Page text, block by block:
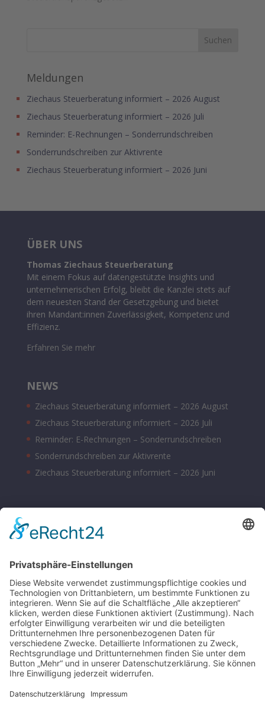
Meldungen
Ziechaus Steuerberatung informiert – 2026 August
Ziechaus Steuerberatung informiert – 2026 Juli
Reminder: E-Rechnungen – Sonderrundschreiben
Sonderrundschreiben zur Aktivrente
Ziechaus Steuerberatung informiert – 2026 Juni
ÜBER UNS
Thomas Ziechaus Steuerberatung
Mit einem Fokus auf datengestützte Insights und
unternehmerischen Erfolg, bleibt die Kanzlei stets auf
dem neuesten Stand der Gesetzgebung und bietet
ihren Mandant:innen Zuverlässigkeit, Kompetenz und
Effizienz.
Erfahren Sie mehr
NEWS
Ziechaus Steuerberatung informiert – 2026 August
Ziechaus Steuerberatung informiert – 2026 Juli
Reminder: E-Rechnungen – Sonderrundschreiben
Sonderrundschreiben zur Aktivrente
Ziechaus Steuerberatung informiert – 2026 Juni
Montag – Donnerstag 08:00 – 17:00 Uhr
Samstag nach Vereinbarung
Parkplätze sind hinter dem Bürohaus vorhanden.
SONSTIGE
Kontakt
Schlagworte-Übersicht
Impressum
Datenschutz